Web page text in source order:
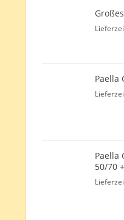
Paella
Paella
50/70